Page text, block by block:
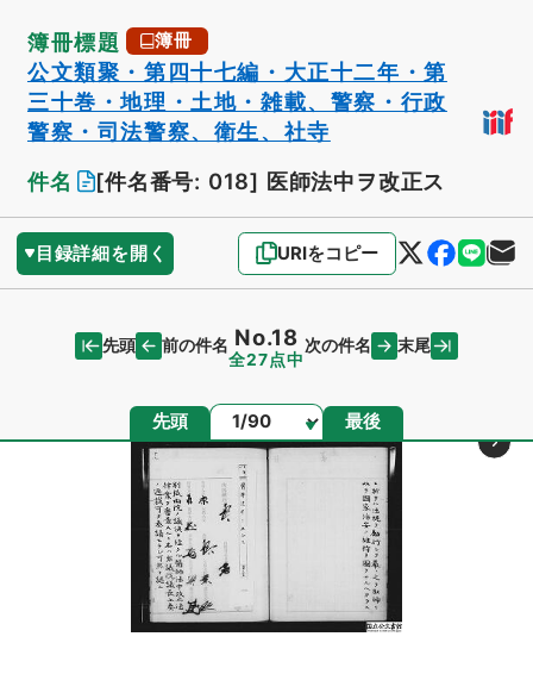
簿冊標題 簿冊
公文類聚・第四十七編・大正十二年・第
三十巻・地理・土地・雑載、警察・行政
警察・司法警察、衛生、社寺
件名
[件名番号: 018] 医師法中ヲ改正ス
目録詳細を開く URIをコピー
先頭 前の件名 No.18
全27点中
次の件名 末尾
先頭 ページ 最後